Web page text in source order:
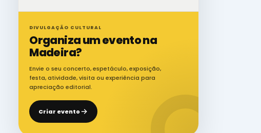
DIVULGAÇÃO CULTURAL
Organiza um evento na
Madeira?
Envie o seu concerto, espetáculo, exposição,
festa, atividade, visita ou experiência para
apreciação editorial.
Criar evento